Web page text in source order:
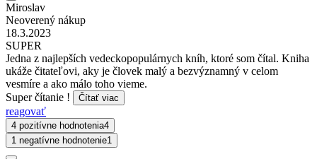
Miroslav
Neoverený nákup
18.3.2023
SUPER
Jedna z najlepších vedeckopopulárnych kníh, ktoré som čítal. Kniha
ukáže čitateľovi, aky je človek malý a bezvýznamný v celom
vesmíre a ako málo toho vieme.
Super čítanie !
Čítať viac
reagovať
4 pozitívne hodnotenia4
1 negatívne hodnotenie1